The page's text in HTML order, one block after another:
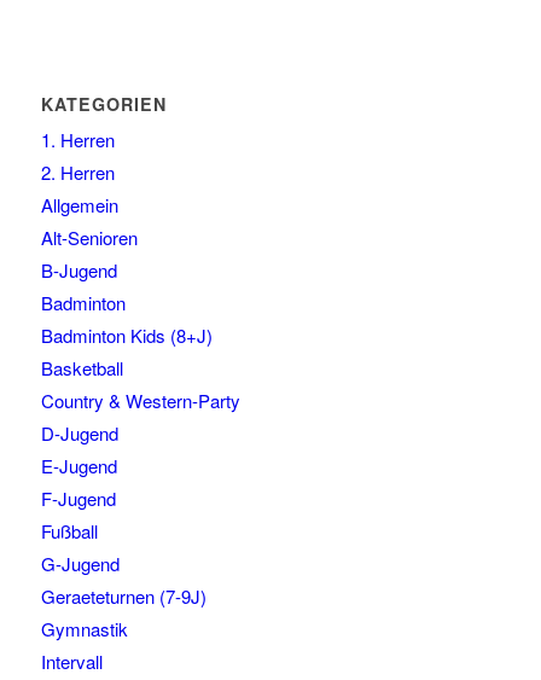
KATEGORIEN
1. Herren
2. Herren
Allgemein
Alt-Senioren
B-Jugend
Badminton
Badminton Kids (8+J)
Basketball
Country & Western-Party
D-Jugend
E-Jugend
F-Jugend
Fußball
G-Jugend
Geraeteturnen (7-9J)
Gymnastik
Intervall